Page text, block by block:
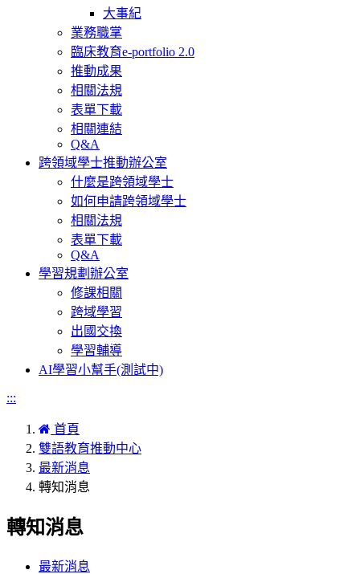
大事紀
業務職掌
臨床教育e-portfolio 2.0
推動成果
相關法規
表單下載
相關連結
Q&A
跨領域學士推動辦公室
什麼是跨領域學士
如何申請跨領域學士
相關法規
表單下載
Q&A
學習規劃辦公室
修課相關
跨域學習
出國交換
學習輔導
AI學習小幫手(測試中)
:::
首頁
雙語教育推動中心
最新消息
轉知消息
轉知消息
最新消息